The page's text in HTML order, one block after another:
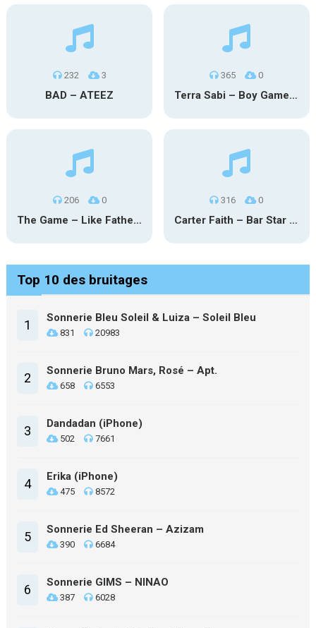
232 3
BAD – ATEEZ
365 0
Terra Sabi – Boy Game X Marcia Cruz
206 0
The Game – Like Father Like Daughter
316 0
Carter Faith – Bar Star Vevo
Top 10 des bruitages
1 Sonnerie Bleu Soleil & Luiza – Soleil Bleu
831 20983
2 Sonnerie Bruno Mars, Rosé – Apt.
658 6553
3 Dandadan (iPhone)
502 7661
4 Erika (iPhone)
475 8572
5 Sonnerie Ed Sheeran – Azizam
390 6684
6 Sonnerie GIMS – NINAO
387 6028